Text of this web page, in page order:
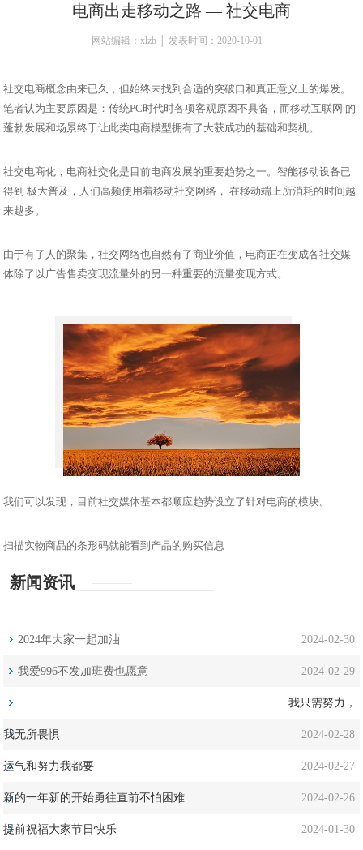
电商出走移动之路 — 社交电商
网站编辑：xlzb │ 发表时间：2020-10-01
社交电商概念由来已久，但始终未找到合适的突破口和真正意义上的爆发。
笔者认为主要原因是：传统PC时代时各项客观原因不具备，而移动互联网 的
蓬勃发展和场景终于让此类电商模型拥有了大获成功的基础和契机。
社交电商化，电商社交化是目前电商发展的重要趋势之一。智能移动设备已
得到 极大普及，人们高频使用着移动社交网络， 在移动端上所消耗的时间越
来越多。
由于有了人的聚集，社交网络也自然有了商业价值，电商正在变成各社交媒
体除了以广告售卖变现流量外的另一种重要的流量变现方式。
我们可以发现，目前社交媒体基本都顺应趋势设立了针对电商的模块。
扫描实物商品的条形码就能看到产品的购买信息
新闻资讯
2024年大家一起加油 2024-02-30
我爱996不发加班费也愿意 2024-02-29
我只需努力，
我无所畏惧 2024-02-28
运气和努力我都要 2024-02-27
新的一年新的开始勇往直前不怕困难 2024-02-26
提前祝福大家节日快乐 2024-01-30